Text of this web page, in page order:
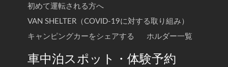
初めて運転される方へ
VAN SHELTER（COVID-19に対する取り組み）
キャンピングカーをシェアする
ホルダー一覧
車中泊スポット・体験予約